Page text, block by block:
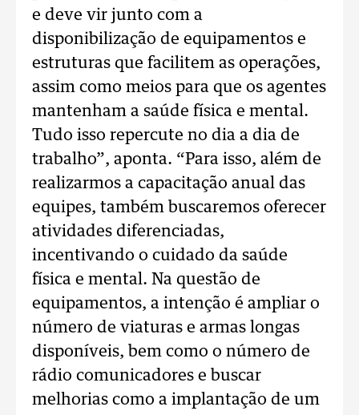
e deve vir junto com a
disponibilização de equipamentos e
estruturas que facilitem as operações,
assim como meios para que os agentes
mantenham a saúde física e mental.
Tudo isso repercute no dia a dia de
trabalho”, aponta. “Para isso, além de
realizarmos a capacitação anual das
equipes, também buscaremos oferecer
atividades diferenciadas,
incentivando o cuidado da saúde
física e mental. Na questão de
equipamentos, a intenção é ampliar o
número de viaturas e armas longas
disponíveis, bem como o número de
rádio comunicadores e buscar
melhorias como a implantação de um